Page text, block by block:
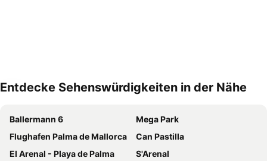
Entdecke Sehenswürdigkeiten in der Nähe
Ballermann 6
Mega Park
Flughafen Palma de Mallorca
Can Pastilla
El Arenal - Playa de Palma
S'Arenal